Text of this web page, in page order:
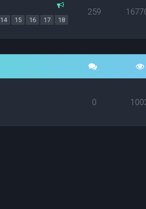
14 15 16 17 18
259
0